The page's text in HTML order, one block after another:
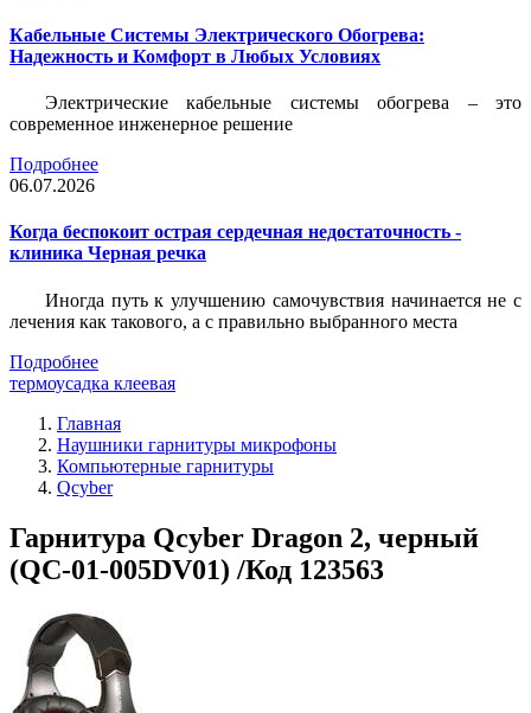
Кабельные Системы Электрического Обогрева:
Надежность и Комфорт в Любых Условиях
Электрические кабельные системы обогрева – это
современное инженерное решение
Подробнее
06.07.2026
Когда беспокоит острая сердечная недостаточность -
клиника Черная речка
Иногда путь к улучшению самочувствия начинается не с
лечения как такового, а с правильно выбранного места
Подробнее
термоусадка клеевая
Главная
Наушники гарнитуры микрофоны
Компьютерные гарнитуры
Qcyber
Гарнитура Qcyber Dragon 2, черный
(QC-01-005DV01) /Код 123563